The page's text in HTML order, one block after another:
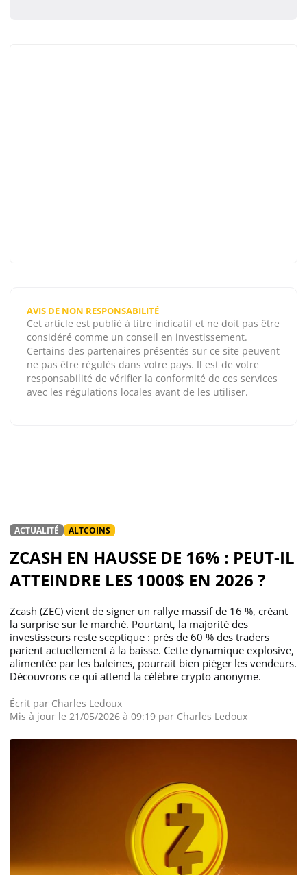
AVIS DE NON RESPONSABILITÉ
Cet article est publié à titre indicatif et ne doit pas être
considéré comme un conseil en investissement.
Certains des partenaires présentés sur ce site peuvent
ne pas être régulés dans votre pays. Il est de votre
responsabilité de vérifier la conformité de ces services
avec les régulations locales avant de les utiliser.
ACTUALITÉ ALTCOINS
ZCASH EN HAUSSE DE 16% : PEUT-IL
ATTEINDRE LES 1000$ EN 2026 ?
Zcash (ZEC) vient de signer un rallye massif de 16 %, créant
la surprise sur le marché. Pourtant, la majorité des
investisseurs reste sceptique : près de 60 % des traders
parient actuellement à la baisse. Cette dynamique explosive,
alimentée par les baleines, pourrait bien piéger les vendeurs.
Découvrons ce qui attend la célèbre crypto anonyme.
Écrit par Charles Ledoux
Mis à jour le 21/05/2026 à 09:19 par Charles Ledoux